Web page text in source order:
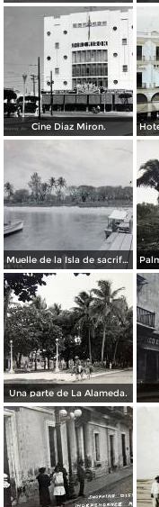
Cine Diaz Miron.
Muelle de la Isla de sacrificios.
Una parte de La Alameda.